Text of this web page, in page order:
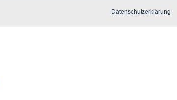
Datenschutzerklärung